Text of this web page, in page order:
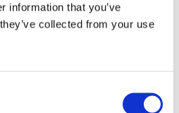
information that you’ve
collected from your use
er der nok at glæde sig til.
i anledningen af sankthans
kan I virkelig få en